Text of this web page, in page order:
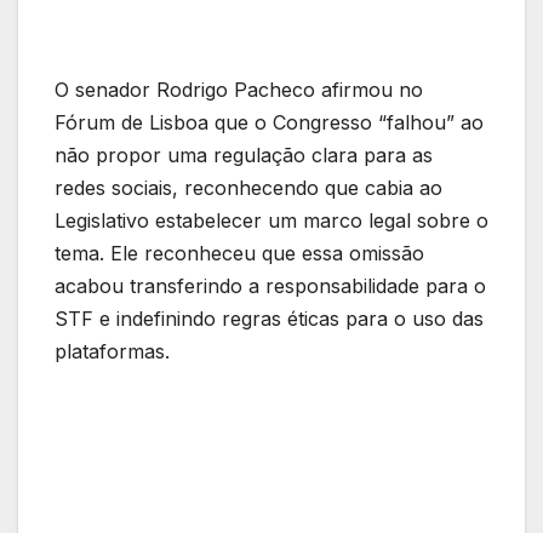
O senador Rodrigo Pacheco afirmou no
Fórum de Lisboa que o Congresso “falhou” ao
não propor uma regulação clara para as
redes sociais, reconhecendo que cabia ao
Legislativo estabelecer um marco legal sobre o
tema. Ele reconheceu que essa omissão
acabou transferindo a responsabilidade para o
STF e indefinindo regras éticas para o uso das
plataformas.